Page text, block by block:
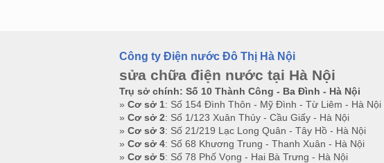
Công ty Điện nước Đô Thị Hà Nội
sửa chữa điện nước tại Hà Nội
Trụ sở chính: Số 10 Thành Công - Ba Đình - Hà Nội
» Cơ sở 1: Số 154 Đình Thôn - Mỹ Đình - Từ Liêm - Hà Nội
» Cơ sở 2: Số 1/123 Xuân Thủy - Cầu Giấy - Hà Nội
» Cơ sở 3: Số 21/219 Lạc Long Quân - Tây Hồ - Hà Nội
» Cơ sở 4: Số 68 Khương Trung - Thanh Xuân - Hà Nội
» Cơ sở 5: Số 78 Phố Vọng - Hai Bà Trưng - Hà Nội